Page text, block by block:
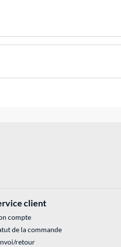
client
compte
de la commande
retour